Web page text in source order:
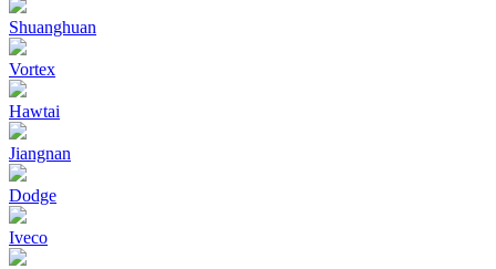
Shuanghuan
Vortex
Hawtai
Jiangnan
Dodge
Iveco